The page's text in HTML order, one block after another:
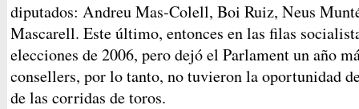
diputados: Andreu Mas-Colell, Boi Ruiz, Neus
Mascarell. Este último, entonces en las filas
elecciones de 2006, pero dejó el Parlament un año
consellers, por lo tanto, no tuvieron la oportunidad
de las corridas de toros.